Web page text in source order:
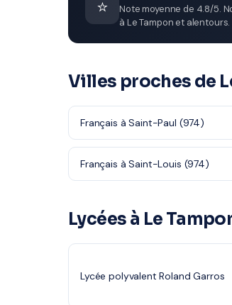
⭐
Note moyenne de 4.8/5.
à Le Tampon et alentours.
Villes proches de
Français à Saint-Paul (974)
Français à Saint-Louis (974)
Lycées à Le
Lycée polyvalent Roland Garros